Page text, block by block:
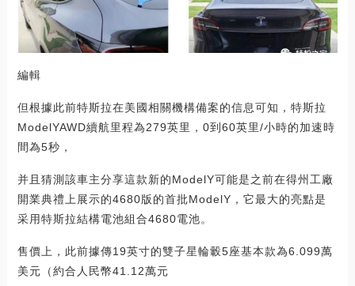
編輯
但根據此前特斯拉在美國相關機構備案的信息可知，特斯拉
ModelYAWD續航里程為279英里，0到60英里/小時的加速時
間為5秒，
并且猜測該車主分享這款新的ModelY可能是之前在得州工廠
開業典禮上展示的4680版的首批ModelY，它最大的亮點是
采用特斯拉結構電池組合4680電池。
售價上，此前據傳19英寸的雙子星輪轂5座基本款為6.099萬
美元（約合人民幣41.12萬元